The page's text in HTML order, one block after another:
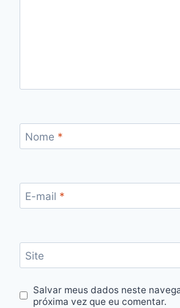
Nome *
E-mail *
Site
Salvar meus dados neste
próxima vez que eu comentar.